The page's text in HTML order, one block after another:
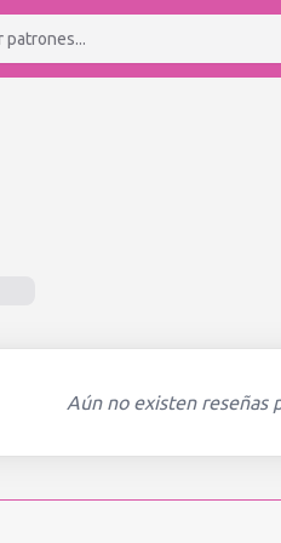
Aún no existen reseñas